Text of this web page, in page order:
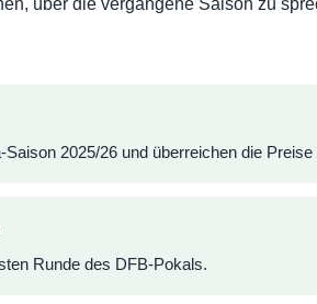
über die vergangene Saison zu
2025/26 und überreichen die Preise
Runde des DFB-Pokals.